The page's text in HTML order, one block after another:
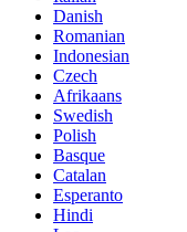
Danish
Romanian
Indonesian
Czech
Afrikaans
Swedish
Polish
Basque
Catalan
Esperanto
Hindi